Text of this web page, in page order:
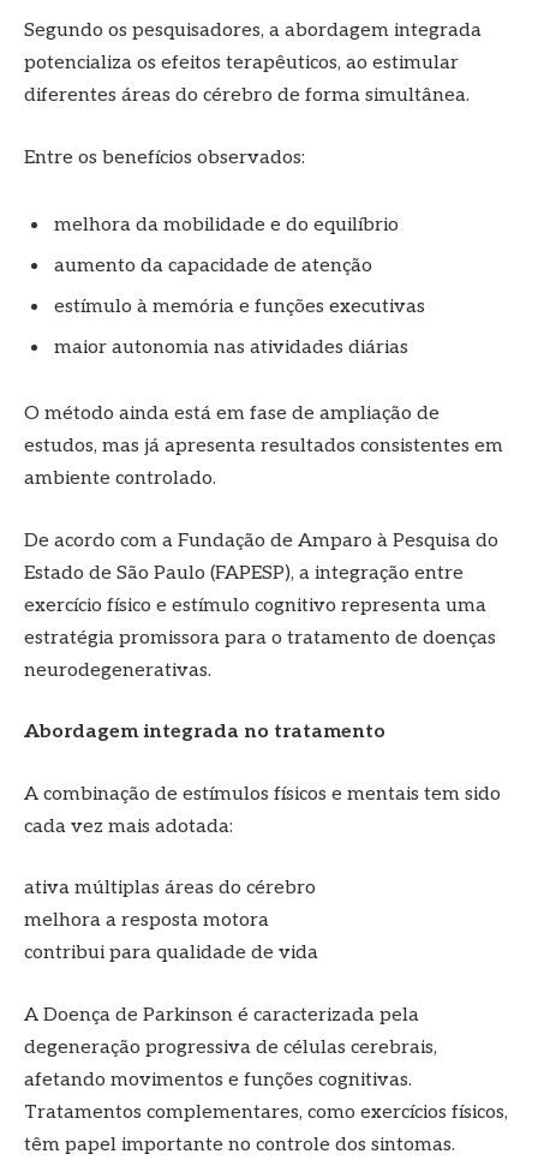
Segundo os pesquisadores, a abordagem integrada
potencializa os efeitos terapêuticos, ao estimular
diferentes áreas do cérebro de forma simultânea.
Entre os benefícios observados:
melhora da mobilidade e do equilíbrio
aumento da capacidade de atenção
estímulo à memória e funções executivas
maior autonomia nas atividades diárias
O método ainda está em fase de ampliação de
estudos, mas já apresenta resultados consistentes em
ambiente controlado.
De acordo com a Fundação de Amparo à Pesquisa do
Estado de São Paulo (FAPESP), a integração entre
exercício físico e estímulo cognitivo representa uma
estratégia promissora para o tratamento de doenças
neurodegenerativas.
Abordagem integrada no tratamento
A combinação de estímulos físicos e mentais tem sido
cada vez mais adotada:
ativa múltiplas áreas do cérebro
melhora a resposta motora
contribui para qualidade de vida
A Doença de Parkinson é caracterizada pela
degeneração progressiva de células cerebrais,
afetando movimentos e funções cognitivas.
Tratamentos complementares, como exercícios físicos,
têm papel importante no controle dos sintomas.